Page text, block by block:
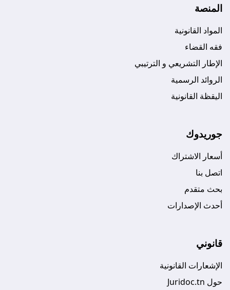
المنصة
المواد القانونية
فقه القضاء
الإطار التشريعي و الترتيبي
الروائد الرسمية
اليقظة القانونية
جوريدوك
أسعار الاشتراك
اتصل بنا
بحث متقدم
أحدث الإصدارات
قانوني
الإشعارات القانونية
حول Juridoc.tn